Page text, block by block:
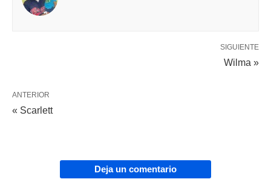
SIGUIENTE
Wilma »
ANTERIOR
« Scarlett
Deja un comentario